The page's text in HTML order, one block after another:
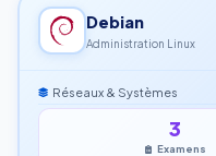
Debian
Administration Linux
Réseaux & Systèmes
3
Examens